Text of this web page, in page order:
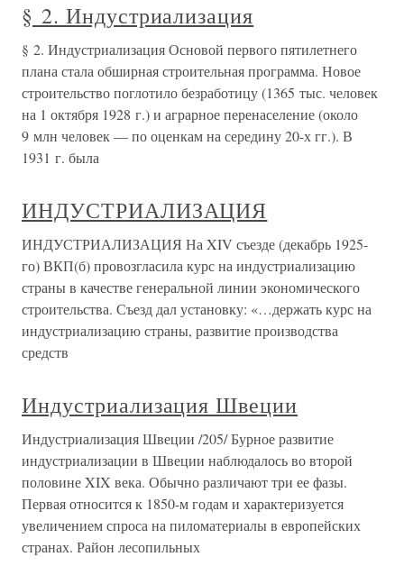
§ 2. Индустриализация
§ 2. Индустриализация Основой первого пятилетнего
плана стала обширная строительная программа. Новое
строительство поглотило безработицу (1365 тыс. человек
на 1 октября 1928 г.) и аграрное перенаселение (около
9 млн человек — по оценкам на середину 20-х гг.). В
1931 г. была
ИНДУСТРИАЛИЗАЦИЯ
ИНДУСТРИАЛИЗАЦИЯ На XIV съезде (декабрь 1925-
го) ВКП(б) провозгласила курс на индустриализацию
страны в качестве генеральной линии экономического
строительства. Съезд дал установку: «…держать курс на
индустриализацию страны, развитие производства
средств
Индустриализация Швеции
Индустриализация Швеции /205/ Бурное развитие
индустриализации в Швеции наблюдалось во второй
половине XIX века. Обычно различают три ее фазы.
Первая относится к 1850-м годам и характеризуется
увеличением спроса на пиломатериалы в европейских
странах. Район лесопильных